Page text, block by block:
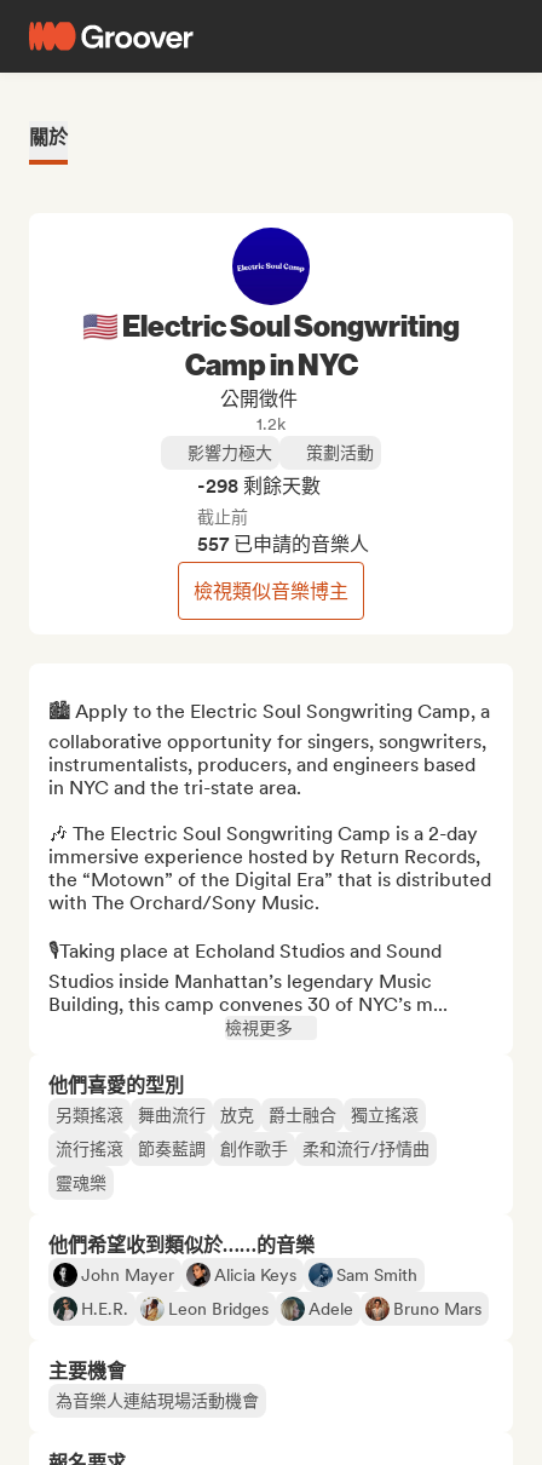
關於
🏙️ Apply to the Electric Soul Songwriting Camp, a
collaborative opportunity for singers, songwriters,
instrumentalists, producers, and engineers based
in NYC and the tri-state area.
🎶 The Electric Soul Songwriting Camp is a 2-day
immersive experience hosted by Return Records,
the “Motown” of the Digital Era” that is distributed
with The Orchard/Sony Music.
🎙️Taking place at Echoland Studios and Sound
Studios inside Manhattan’s legendary Music
Building, this camp convenes 30 of NYC’s m...
檢視更多
他們喜愛的型別
另類搖滾 舞曲流行 放克 爵士融合
獨立搖滾
流行搖滾
節奏藍調 創作歌手
柔和流行/抒情曲
靈魂樂
他們希望收到類似於……的音樂
John Mayer Alicia Keys
Sam Smith
H.E.R.
Leon Bridges Adele Bruno Mars
主要機會
為音樂人連結現場活動機會
🇺🇸 Electric Soul Songwriting
Camp in NYC
公開徵件
1.2k
影響力極大
策劃活動
-298 剩餘天數
截止前
557 已申請的音樂人
檢視類似音樂博主